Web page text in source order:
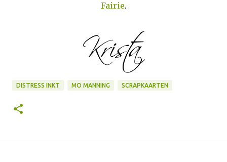
Fairie.
DISTRESS INKT MO MANNING SCRAPKAARTEN